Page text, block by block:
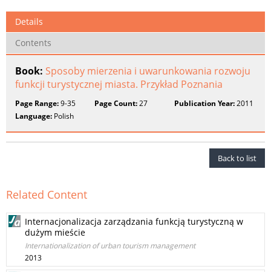
Details
Contents
Book: Sposoby mierzenia i uwarunkowania rozwoju
funkcji turystycznej miasta. Przykład Poznania
Page Range:9-35 Page Count:27 Publication Year:2011
Language: Polish
Back to list
Related Content
Internacjonalizacja zarządzania funkcją turystyczną w
dużym mieście
Internationalization of urban tourism management
2013